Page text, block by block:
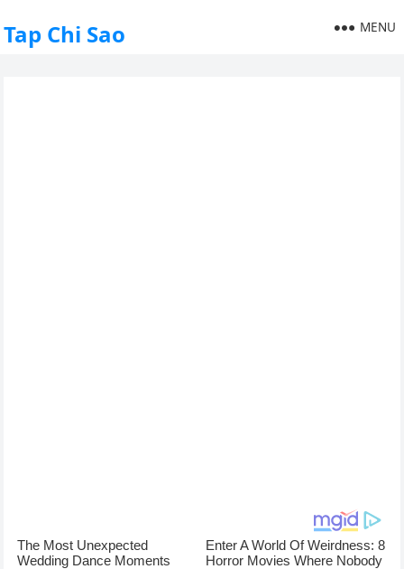
Tap Chi Sao MENU